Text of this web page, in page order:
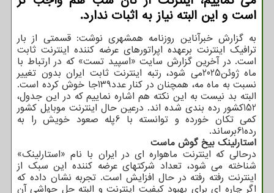
است و این البته نیاز به اثبات ندارد.
به گزارش خبرآناین روزنامه همشهری نوشت: قسمتی از بار
ترافیک اینترنت برعهده اپراتورهای عرضه کننده اینترنت ثابت
است. در آخرین گزارش سایت «اسپید تست» که در ارتباط با
ماه ژوئن2025می شود، رتبه اینترنت ثابت ایران بدون تغییر
نسبت به ماه مه، همچنان در کنار عدد139جا خوش کرده است.
البته بد نیست به این نکته هم اشاره نماییم که در این جدول،
152کشور رده بندی شده اند. درعین حال اینترنت موبایل کشور
کمی تکان خورده و توانسته با 6پله صعود خویش را به
رده61برساند.
استارلینک بیخ گوش ماست
درحالی که اینترنت ماهواره ای در ایران با نام «استارلینک»
شناخته می شود، تعداد شرکتهای عرضه کننده این سبک از
اینترنت رفته رفته در حال افزایش است. تجربه نشان داده که
اگر چاره ای برای بهبود کیفیت اینترنت و البته حل حواشی آن